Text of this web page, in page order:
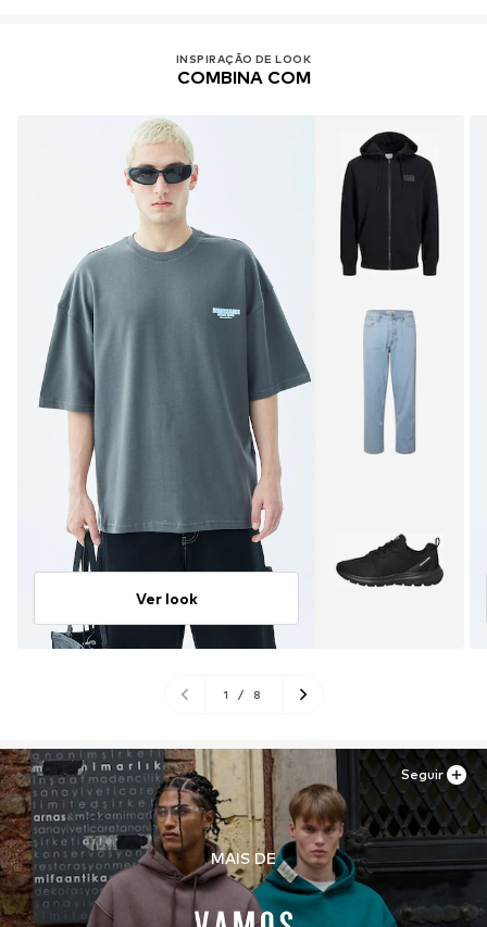
INSPIRAÇÃO DE LOOK
COMBINA COM
Ver look
1 / 8
MAIS DE
Seguir